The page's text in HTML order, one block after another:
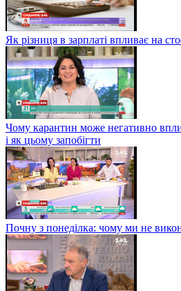
Як різниця в зарплаті впливає на
Чому карантин може негативно
і як цьому запобігти
Почну з понеділка: чому ми не